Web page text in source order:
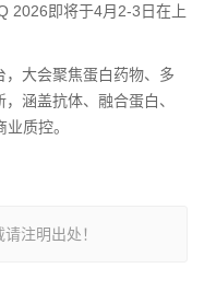
2026即将于4月2-3日在上
大会聚焦蛋白药物、多
涵盖抗体、融合蛋白、
质控。
注明出处！